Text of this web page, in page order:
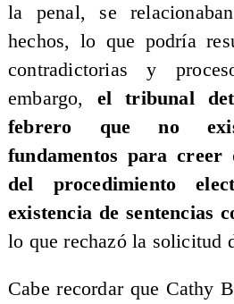
la penal, se
hechos, lo que podría
contradictorias y
embargo, el tribunal
febrero que no
fundamentos para creer
del procedimiento
existencia de sentencias
lo que rechazó la solicitud
​Cabe recordar que Cathy